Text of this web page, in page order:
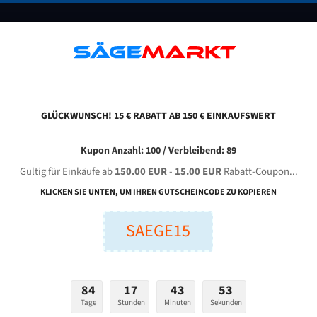
FAQ GUTSCHEINE BLOG KONTAKT
VOLZ BTM 330 AV für 4100 mm Bi-Metall Bandsägeblätter
Breite (mm):
GLÜCKWUNSCH! 15 € RABATT AB 150 € EINKAUFSWERT
Kupon Anzahl: 100 / Verbleibend: 89
Gültig für Einkäufe ab150.00 EUR- 15.00 EURRabatt-Coupon...
KLICKEN SIE UNTEN, UM IHREN GUTSCHEINCODE ZU KOPIEREN
SAEGE15
84
Tage
17
Stunden
43
Minuten
52
Sekunden